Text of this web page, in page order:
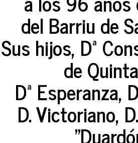
del Barriu de
Sus hijos, Dª
de
Dª Esperanza,
D. Victoriano,